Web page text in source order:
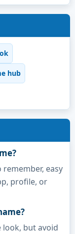
hub
easy
profile, or
look, but avoid